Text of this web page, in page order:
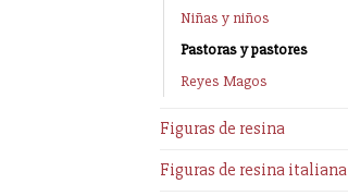
Niñas y niños
Pastoras y pastores
Reyes Magos
Figuras de resina
Figuras de resina italiana